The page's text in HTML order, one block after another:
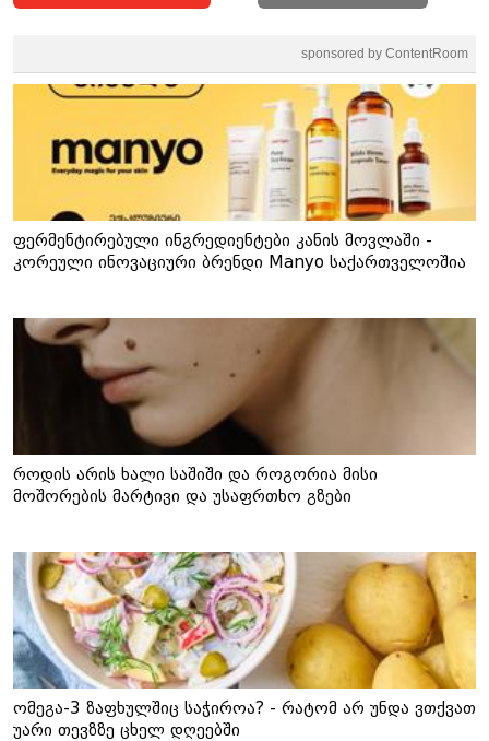
sponsored by ContentRoom
ფერმენტირებული ინგრედიენტები კანის მოვლაში -
კორეული ინოვაციური ბრენდი Manyo საქართველოშია
როდის არის ხალი საშიში და როგორია მისი
მოშორების მარტივი და უსაფრთხო გზები
ომეგა-3 ზაფხულშიც საჭიროა? - რატომ არ უნდა ვთქვათ
უარი თევზზე ცხელ დღეებში